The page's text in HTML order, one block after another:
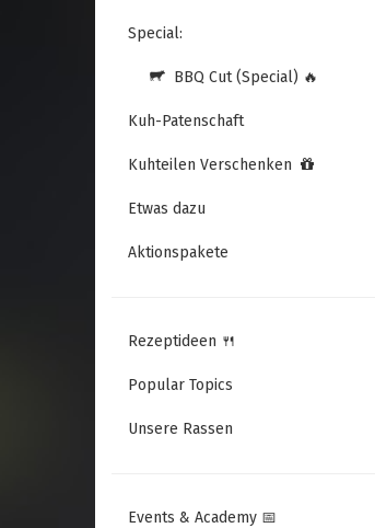
Special:
BBQ Cut (Special) 🔥
Kuh-Patenschaft
Kuhteilen Verschenken
Etwas dazu
Aktionspakete
Rezeptideen 🍴
Popular Topics
Unsere Rassen
Events & Academy 📅